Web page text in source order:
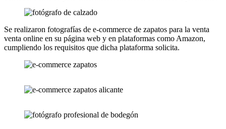
Se realizaron fotografías de e-commerce de zapatos para la venta
venta online en su página web y en plataformas como Amazon,
cumpliendo los requisitos que dicha plataforma solicita.